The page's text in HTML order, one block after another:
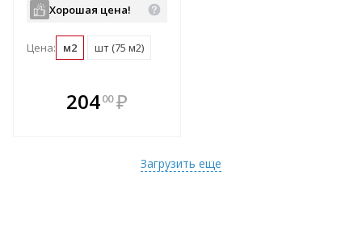
Хорошая цена!
Цена: м2 шт (75 м2)
20400 ₽
Загрузить еще